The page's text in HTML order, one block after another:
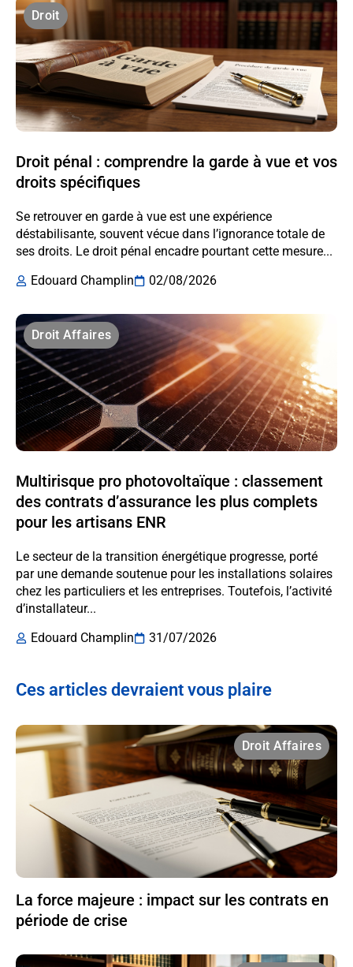
Droit
Droit pénal : comprendre la garde à vue et vos
droits spécifiques
Se retrouver en garde à vue est une expérience
déstabilisante, souvent vécue dans l’ignorance totale de
ses droits. Le droit pénal encadre pourtant cette mesure...
Edouard Champlin
02/08/2026
Droit Affaires
Multirisque pro photovoltaïque : classement
des contrats d’assurance les plus complets
pour les artisans ENR
Le secteur de la transition énergétique progresse, porté
par une demande soutenue pour les installations solaires
chez les particuliers et les entreprises. Toutefois, l’activité
d’installateur...
Edouard Champlin
31/07/2026
Ces articles devraient vous plaire
Droit Affaires
La force majeure : impact sur les contrats en
période de crise